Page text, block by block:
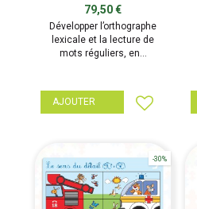
79,50 €
Développer l’orthographe
lexicale et la lecture de
mots réguliers, en...
AJOUTER
-30%